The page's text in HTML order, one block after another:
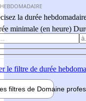
la durée
minimale (en heure)
le filtre de durée
filtres de Domaine pro